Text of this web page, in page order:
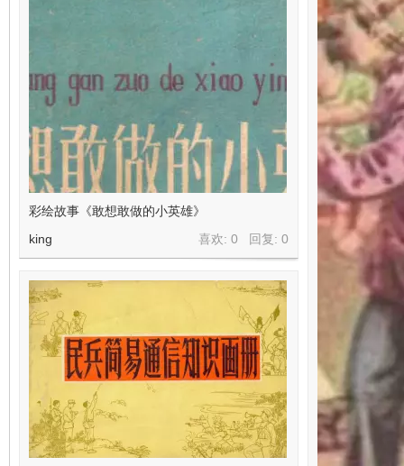
彩绘故事《敢想敢做的小英雄》
喜欢: 0 回复: 0
king